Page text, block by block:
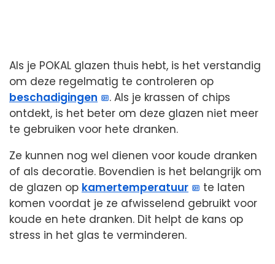
Als je POKAL glazen thuis hebt, is het verstandig
om deze regelmatig te controleren op
beschadigingen
. Als je krassen of chips
ontdekt, is het beter om deze glazen niet meer
te gebruiken voor hete dranken.
Ze kunnen nog wel dienen voor koude dranken
of als decoratie. Bovendien is het belangrijk om
de glazen op kamertemperatuur
te laten
komen voordat je ze afwisselend gebruikt voor
koude en hete dranken. Dit helpt de kans op
stress in het glas te verminderen.